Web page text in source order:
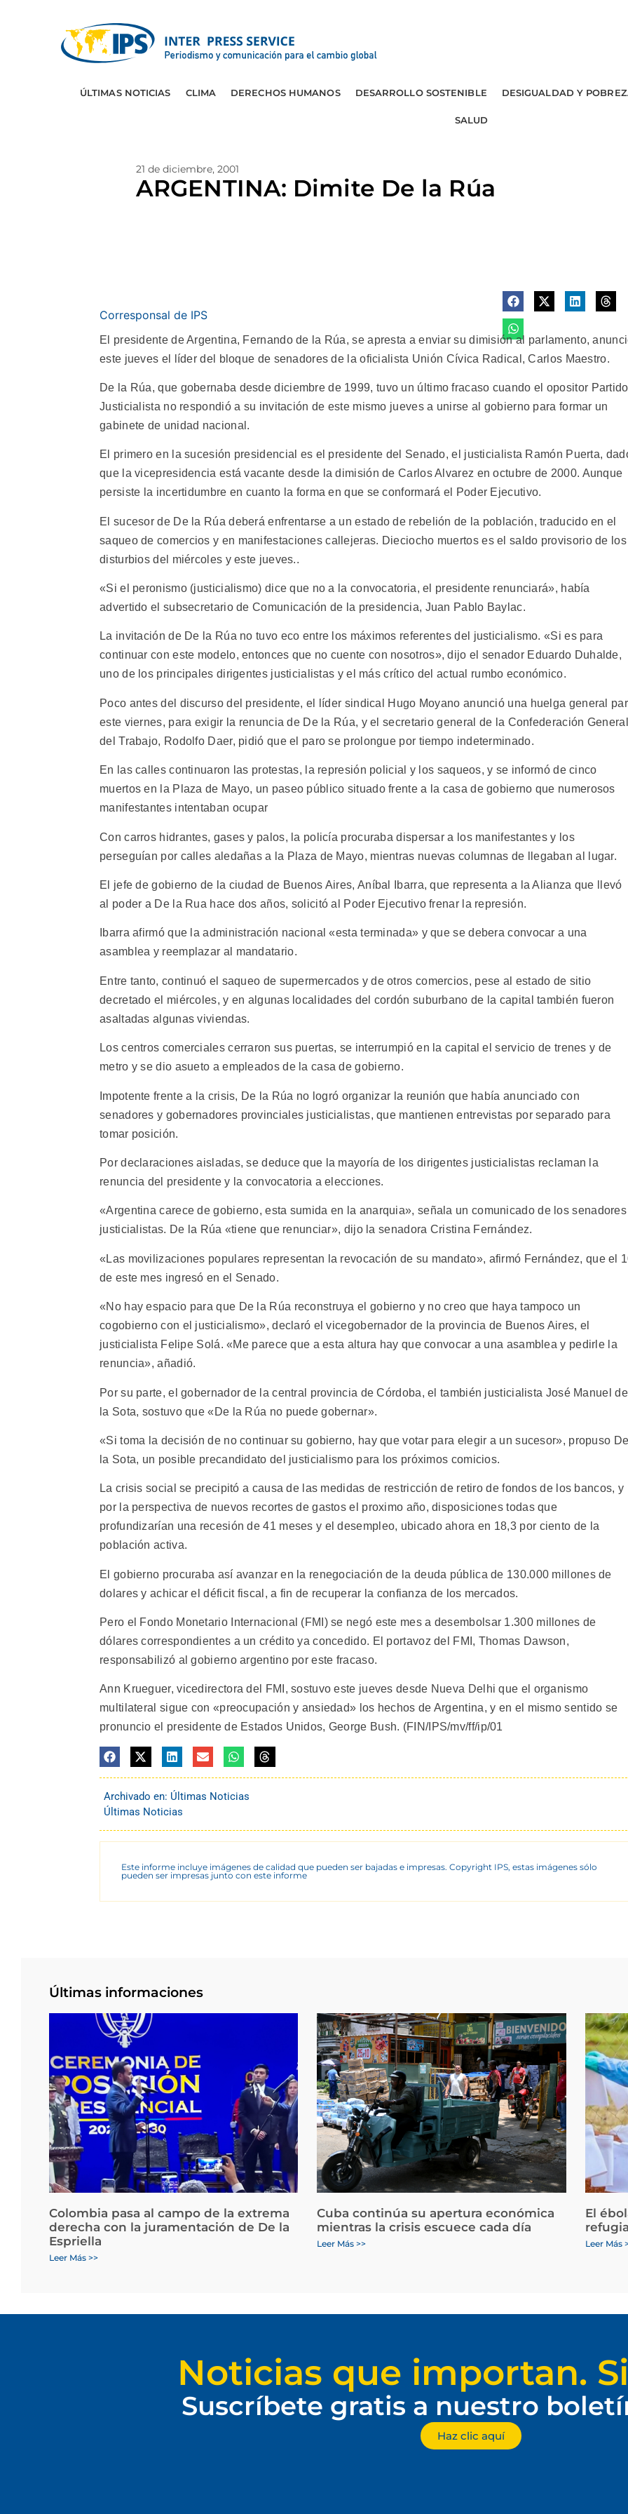
ÚLTIMAS NOTICIAS CLIMA DERECHOS HUMANOS DESARROLLO SOSTENIBLE DESIGUALDAD Y
SALUD
21 de diciembre, 2001
ARGENTINA: Dimite De la Rúa
Corresponsal de IPS
El presidente de Argentina, Fernando de la Rúa, se apresta a enviar su dimisión al parlamento,
este jueves el líder del bloque de senadores de la oficialista Unión Cívica Radical, Carlos Maestro.
De la Rúa, que gobernaba desde diciembre de 1999, tuvo un último fracaso cuando el opositor Partido
Justicialista no respondió a su invitación de este mismo jueves a unirse al gobierno para formar un
gabinete de unidad nacional.
El primero en la sucesión presidencial es el presidente del Senado, el justicialista Ramón Puerta,
que la vicepresidencia está vacante desde la dimisión de Carlos Alvarez en octubre de 2000. Aunque
persiste la incertidumbre en cuanto la forma en que se conformará el Poder Ejecutivo.
El sucesor de De la Rúa deberá enfrentarse a un estado de rebelión de la población, traducido en el
saqueo de comercios y en manifestaciones callejeras. Dieciocho muertos es el saldo provisorio de los
disturbios del miércoles y este jueves..
«Si el peronismo (justicialismo) dice que no a la convocatoria, el presidente renunciará», había
advertido el subsecretario de Comunicación de la presidencia, Juan Pablo Baylac.
La invitación de De la Rúa no tuvo eco entre los máximos referentes del justicialismo. «Si es para
continuar con este modelo, entonces que no cuente con nosotros», dijo el senador Eduardo Duhalde,
uno de los principales dirigentes justicialistas y el más crítico del actual rumbo económico.
Poco antes del discurso del presidente, el líder sindical Hugo Moyano anunció una huelga general
este viernes, para exigir la renuncia de De la Rúa, y el secretario general de la Confederación General
del Trabajo, Rodolfo Daer, pidió que el paro se prolongue por tiempo indeterminado.
En las calles continuaron las protestas, la represión policial y los saqueos, y se informó de cinco
muertos en la Plaza de Mayo, un paseo público situado frente a la casa de gobierno que numerosos
manifestantes intentaban ocupar
Con carros hidrantes, gases y palos, la policía procuraba dispersar a los manifestantes y los
perseguían por calles aledañas a la Plaza de Mayo, mientras nuevas columnas de llegaban al lugar.
El jefe de gobierno de la ciudad de Buenos Aires, Aníbal Ibarra, que representa a la Alianza que llevó
al poder a De la Rua hace dos años, solicitó al Poder Ejecutivo frenar la represión.
Ibarra afirmó que la administración nacional «esta terminada» y que se debera convocar a una
asamblea y reemplazar al mandatario.
Entre tanto, continuó el saqueo de supermercados y de otros comercios, pese al estado de sitio
decretado el miércoles, y en algunas localidades del cordón suburbano de la capital también fueron
asaltadas algunas viviendas.
Los centros comerciales cerraron sus puertas, se interrumpió en la capital el servicio de trenes y de
metro y se dio asueto a empleados de la casa de gobierno.
Impotente frente a la crisis, De la Rúa no logró organizar la reunión que había anunciado con
senadores y gobernadores provinciales justicialistas, que mantienen entrevistas por separado para
tomar posición.
Por declaraciones aisladas, se deduce que la mayoría de los dirigentes justicialistas reclaman la
renuncia del presidente y la convocatoria a elecciones.
«Argentina carece de gobierno, esta sumida en la anarquia», señala un comunicado de los senadores
justicialistas. De la Rúa «tiene que renunciar», dijo la senadora Cristina Fernández.
«Las movilizaciones populares representan la revocación de su mandato», afirmó Fernández, que el
de este mes ingresó en el Senado.
«No hay espacio para que De la Rúa reconstruya el gobierno y no creo que haya tampoco un
cogobierno con el justicialismo», declaró el vicegobernador de la provincia de Buenos Aires, el
justicialista Felipe Solá. «Me parece que a esta altura hay que convocar a una asamblea y pedirle la
renuncia», añadió.
Por su parte, el gobernador de la central provincia de Córdoba, el también justicialista José Manuel de
la Sota, sostuvo que «De la Rúa no puede gobernar».
«Si toma la decisión de no continuar su gobierno, hay que votar para elegir a un sucesor», propuso
la Sota, un posible precandidato del justicialismo para los próximos comicios.
La crisis social se precipitó a causa de las medidas de restricción de retiro de fondos de los bancos, y
por la perspectiva de nuevos recortes de gastos el proximo año, disposiciones todas que
profundizarían una recesión de 41 meses y el desempleo, ubicado ahora en 18,3 por ciento de la
población activa.
El gobierno procuraba así avanzar en la renegociación de la deuda pública de 130.000 millones de
dolares y achicar el déficit fiscal, a fin de recuperar la confianza de los mercados.
Pero el Fondo Monetario Internacional (FMI) se negó este mes a desembolsar 1.300 millones de
dólares correspondientes a un crédito ya concedido. El portavoz del FMI, Thomas Dawson,
responsabilizó al gobierno argentino por este fracaso.
Ann Krueguer, vicedirectora del FMI, sostuvo este jueves desde Nueva Delhi que el organismo
multilateral sigue con «preocupación y ansiedad» los hechos de Argentina, y en el mismo sentido se
pronuncio el presidente de Estados Unidos, George Bush. (FIN/IPS/mv/ff/ip/01
Archivado en: Últimas Noticias
Últimas Noticias
Este informe incluye imágenes de calidad que pueden ser bajadas e impresas. Copyright IPS, estas imágenes sólo
pueden ser impresas junto con este informe
Últimas informaciones
Colombia pasa al campo de la extrema
derecha con la juramentación de De la
Espriella
Leer Más >>
Cuba continúa su apertura económica
mientras la crisis escuece cada día
Leer Más >>
El
Leer Más
Noticias que importan.
Suscríbete gratis a nuestro
Haz clic aquí